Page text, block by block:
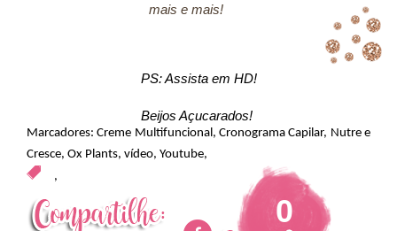
mais e mais!
PS: Assista em HD!
Beijos Açucarados!
Marcadores:Creme Multifuncional,Cronograma Capilar, Nutre e
Cresce, Ox Plants, vídeo, Youtube,
,
0